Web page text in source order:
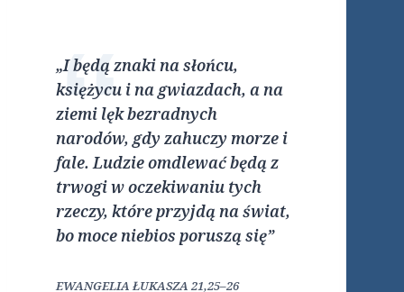
„I będą znaki na słońcu,
księżycu i na gwiazdach, a na
ziemi lęk bezradnych
narodów, gdy zahuczy morze i
fale. Ludzie omdlewać będą z
trwogi w oczekiwaniu tych
rzeczy, które przyjdą na świat,
bo moce niebios poruszą się”
EWANGELIA ŁUKASZA 21,25–26